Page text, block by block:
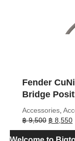
Fender
Bridge
Accessories,
฿9,500 Original
price
฿ 8,550